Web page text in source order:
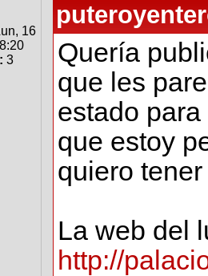
16
3
Quería
que les
estado
que estoy
quiero
La web del
http://